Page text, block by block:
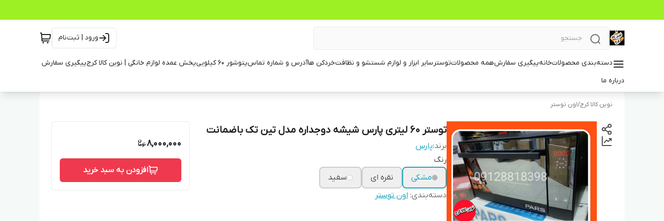
ورود | ثبت‌نام
دسته‌بندی محصولاتخانهپیگیری سفارشهمه محصولاتتوسترسایر ابزار و لوازم شستشو و نظافتخردکن هاآدرس و شماره تماسپتوشور ۶۰ کیلویی پخش عمده لوازم خانگی | نوین کالا کرجپیگیری سفارش
درباره ما
نوین کالا کرج/اون توستر
توستر ۶۰ لیتری پارس شیشه دوجداره مدل تین تک باضمانت
برند:پارس
رنگ
مشکی
نقره ای
سفید
دسته‌بندی: اون توستر
8,000,000
افزودن به سبد خرید